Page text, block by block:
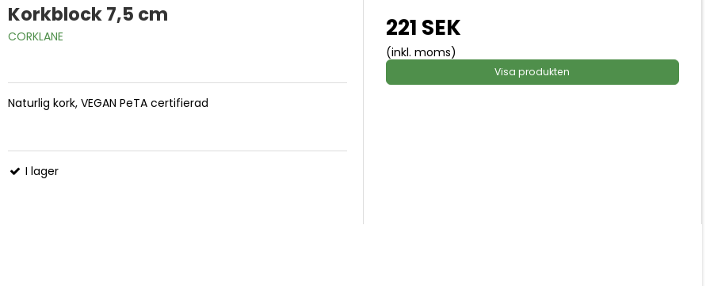
Korkblock 7,5 cm
CORKLANE
Naturlig kork, VEGAN PeTA certifierad
I lager
221 SEK
(inkl. moms)
Visa produkten